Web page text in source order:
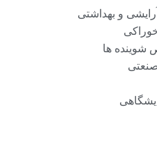
آرایشی و بهداشتی
خوراکی
شوینده ها
صنعتی